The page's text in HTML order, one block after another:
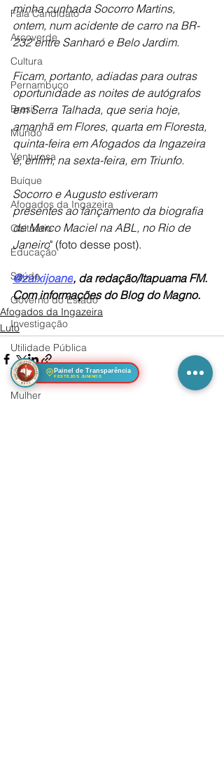
Fala Candidato
Arcoverde
Cultura
Pernambuco
Brasil
Mundo
Venturosa
Buíque
Afogados da Ingazeira
Obituário
Educação
Saúde
Governo do Estado
Investigação
Utilidade Pública
Teatro, Cinema & TV
Mulher
minha cunhada Socorro Martins,
ontem, num acidente de carro na BR-
232 entre Sanharó e Belo Jardim.
Ficam, portanto, adiadas para outras
oportunidade as noites de autógrafos
em Serra Talhada, que seria hoje,
amanhã em Flores, quarta em Floresta,
quinta-feira em Afogados da Ingazeira
e, enfim, na sexta-feira, em Triunfo.
Socorro e Augusto estiveram
presentes ao lançamento da biografia
de Marco Maciel na ABL, no Rio de
Janeiro" (foto desse post).
@zalxijoane, da redação/Itapuama FM.
Com informações do Blog do Magno.
Afogados da Ingazeira
Luto
Painel de Transparência
FESTEJOS JUNINOS